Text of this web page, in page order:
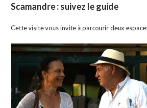
Scamandre : suivez le guide
Cette visite vous invite à parcourir deux